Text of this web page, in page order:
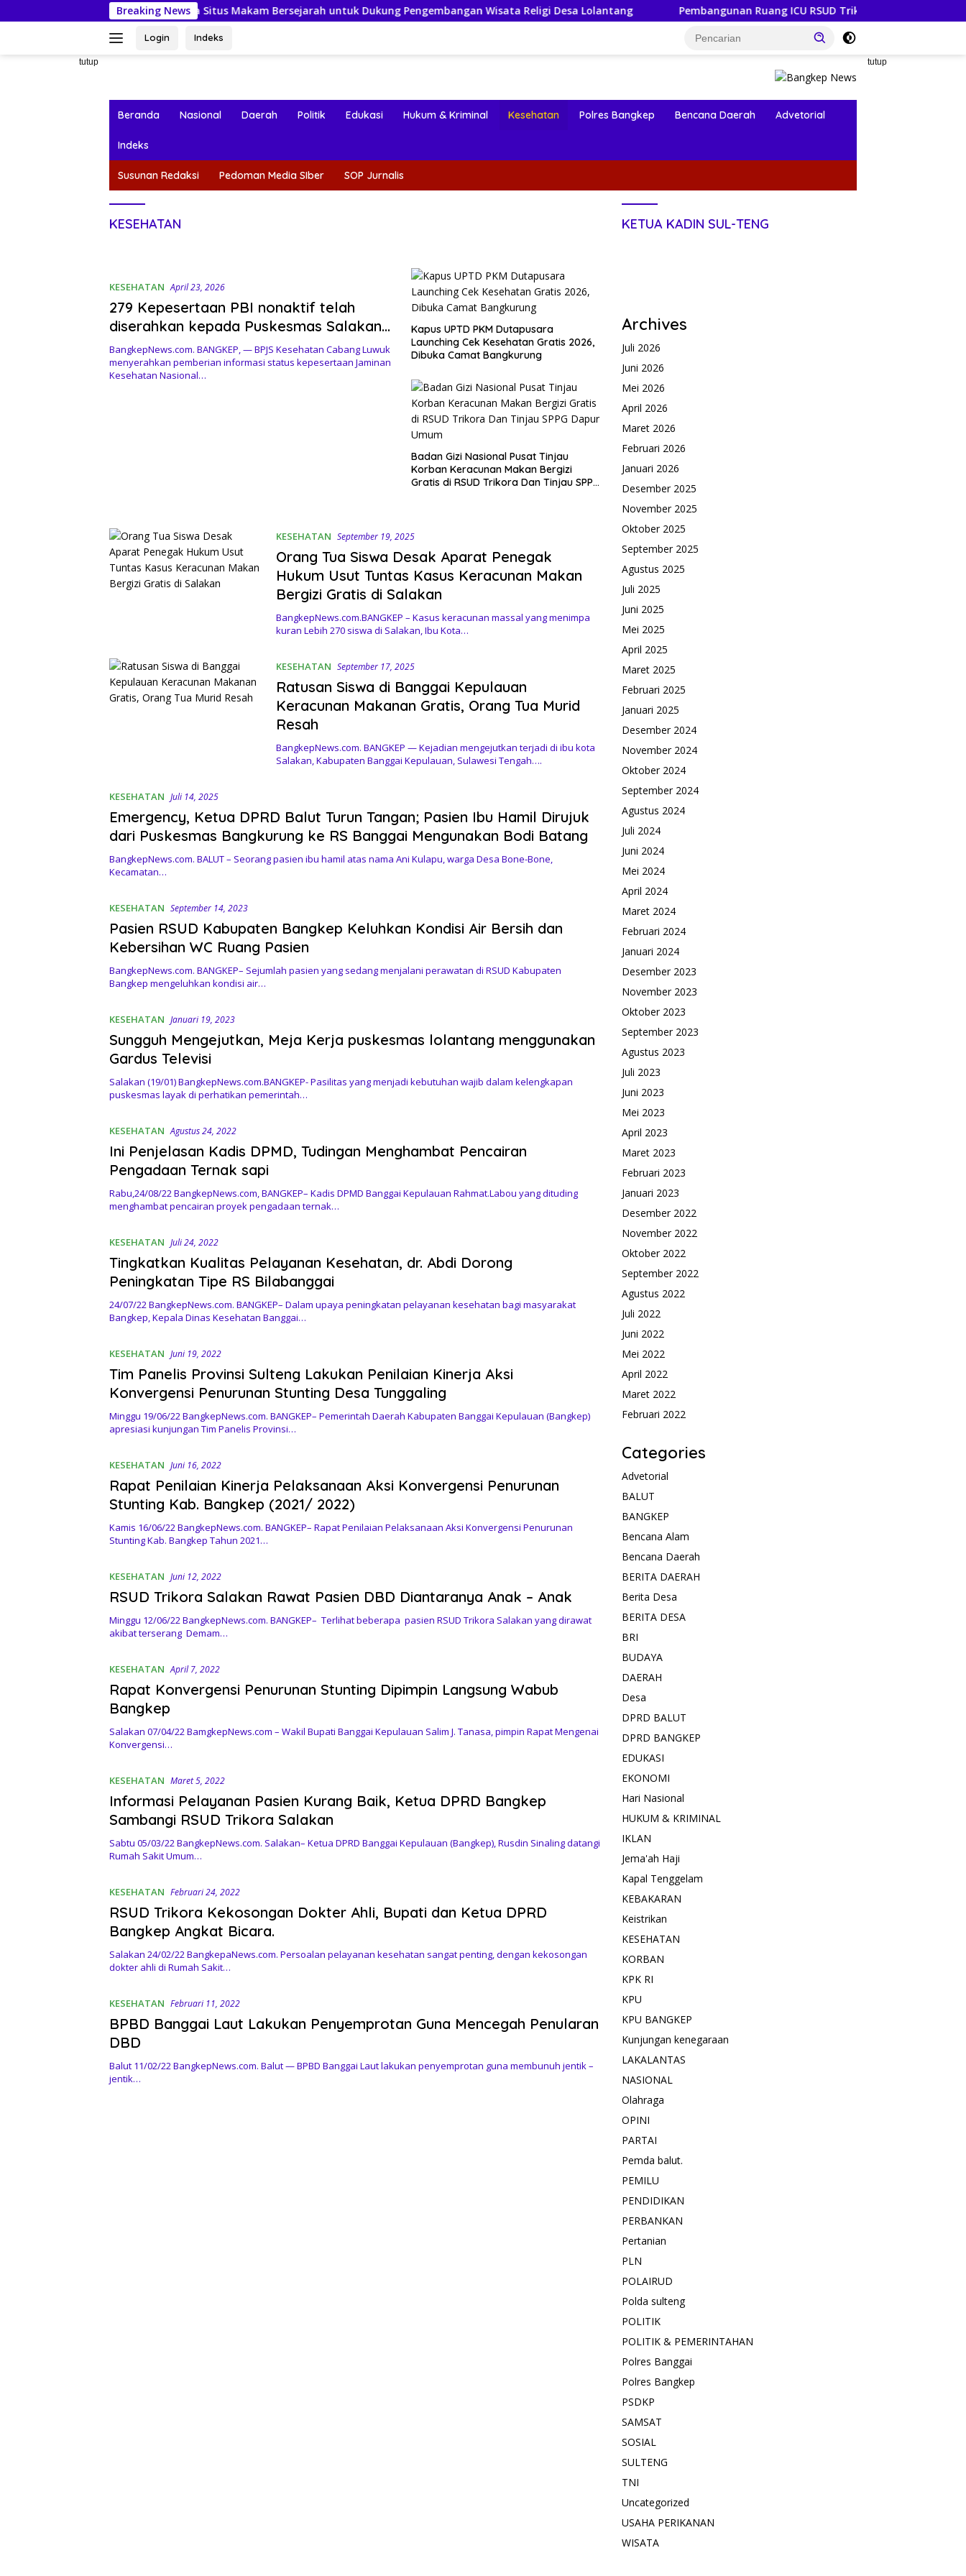
ke
Breaking News
KKN-PPM UGM Data Situs Makam Bersejarah untuk Dukung Pengembangan Wisata Religi Desa Lolantang Pembangunan Ruang ICU RSUD Trikora Salakan Dimulai, Diawali
Login Indeks
tutup tutup
Beranda Nasional Daerah Politik Edukasi Hukum & Kriminal Kesehatan Polres Bangkep Bencana Daerah Advetorial
Indeks
Susunan Redaksi Pedoman Media SIber SOP Jurnalis
KESEHATAN
KESEHATAN April 23, 2026
279 Kepesertaan PBI nonaktif telah
diserahkan kepada Puskesmas Salakan
Oleh BPJS Kesehatan
BangkepNews.com. BANGKEP, — BPJS Kesehatan Cabang Luwuk
menyerahkan pemberian informasi status kepesertaan Jaminan
Kesehatan Nasional…
Kapus UPTD PKM Dutapusara
Launching Cek Kesehatan Gratis 2026,
Dibuka Camat Bangkurung
Badan Gizi Nasional Pusat Tinjau
Korban Keracunan Makan Bergizi
Gratis di RSUD Trikora Dan Tinjau SPPG
KESEHATAN September 19, 2025
Orang Tua Siswa Desak Aparat Penegak
Hukum Usut Tuntas Kasus Keracunan Makan
Bergizi Gratis di Salakan
BangkepNews.com.BANGKEP – Kasus keracunan massal yang menimpa
kuran Lebih 270 siswa di Salakan, Ibu Kota…
KESEHATAN September 17, 2025
Ratusan Siswa di Banggai Kepulauan
Keracunan Makanan Gratis, Orang Tua Murid
Resah
BangkepNews.com. BANGKEP — Kejadian mengejutkan terjadi di ibu kota
Salakan, Kabupaten Banggai Kepulauan, Sulawesi Tengah….
KESEHATAN Juli 14, 2025
Emergency, Ketua DPRD Balut Turun Tangan; Pasien Ibu Hamil Dirujuk
dari Puskesmas Bangkurung ke RS Banggai Mengunakan Bodi Batang
BangkepNews.com. BALUT – Seorang pasien ibu hamil atas nama Ani Kulapu, warga Desa Bone-Bone,
Kecamatan…
KESEHATAN September 14, 2023
Pasien RSUD Kabupaten Bangkep Keluhkan Kondisi Air Bersih dan
Kebersihan WC Ruang Pasien
BangkepNews.com. BANGKEP– Sejumlah pasien yang sedang menjalani perawatan di RSUD Kabupaten
Bangkep mengeluhkan kondisi air…
KESEHATAN Januari 19, 2023
Sungguh Mengejutkan, Meja Kerja puskesmas lolantang menggunakan
Gardus Televisi
Salakan (19/01) BangkepNews.com.BANGKEP- Pasilitas yang menjadi kebutuhan wajib dalam kelengkapan
puskesmas layak di perhatikan pemerintah…
KESEHATAN Agustus 24, 2022
Ini Penjelasan Kadis DPMD, Tudingan Menghambat Pencairan
Pengadaan Ternak sapi
Rabu,24/08/22 BangkepNews.com, BANGKEP– Kadis DPMD Banggai Kepulauan Rahmat.Labou yang dituding
menghambat pencairan proyek pengadaan ternak…
KESEHATAN Juli 24, 2022
Tingkatkan Kualitas Pelayanan Kesehatan, dr. Abdi Dorong
Peningkatan Tipe RS Bilabanggai
24/07/22 BangkepNews.com. BANGKEP– Dalam upaya peningkatan pelayanan kesehatan bagi masyarakat
Bangkep, Kepala Dinas Kesehatan Banggai…
KESEHATAN Juni 19, 2022
Tim Panelis Provinsi Sulteng Lakukan Penilaian Kinerja Aksi
Konvergensi Penurunan Stunting Desa Tunggaling
Minggu 19/06/22 BangkepNews.com. BANGKEP– Pemerintah Daerah Kabupaten Banggai Kepulauan (Bangkep)
apresiasi kunjungan Tim Panelis Provinsi…
KESEHATAN Juni 16, 2022
Rapat Penilaian Kinerja Pelaksanaan Aksi Konvergensi Penurunan
Stunting Kab. Bangkep (2021/ 2022)
Kamis 16/06/22 BangkepNews.com. BANGKEP– Rapat Penilaian Pelaksanaan Aksi Konvergensi Penurunan
Stunting Kab. Bangkep Tahun 2021…
KESEHATAN Juni 12, 2022
RSUD Trikora Salakan Rawat Pasien DBD Diantaranya Anak – Anak
Minggu 12/06/22 BangkepNews.com. BANGKEP– Terlihat beberapa pasien RSUD Trikora Salakan yang dirawat
akibat terserang Demam…
KESEHATAN April 7, 2022
Rapat Konvergensi Penurunan Stunting Dipimpin Langsung Wabub
Bangkep
Salakan 07/04/22 BamgkepNews.com – Wakil Bupati Banggai Kepulauan Salim J. Tanasa, pimpin Rapat Mengenai
Konvergensi…
KESEHATAN Maret 5, 2022
Informasi Pelayanan Pasien Kurang Baik, Ketua DPRD Bangkep
Sambangi RSUD Trikora Salakan
Sabtu 05/03/22 BangkepNews.com. Salakan– Ketua DPRD Banggai Kepulauan (Bangkep), Rusdin Sinaling datangi
Rumah Sakit Umum…
KESEHATAN Februari 24, 2022
RSUD Trikora Kekosongan Dokter Ahli, Bupati dan Ketua DPRD
Bangkep Angkat Bicara.
Salakan 24/02/22 BangkepaNews.com. Persoalan pelayanan kesehatan sangat penting, dengan kekosongan
dokter ahli di Rumah Sakit…
KESEHATAN Februari 11, 2022
BPBD Banggai Laut Lakukan Penyemprotan Guna Mencegah Penularan
DBD
Balut 11/02/22 BangkepNews.com. Balut — BPBD Banggai Laut lakukan penyemprotan guna membunuh jentik –
jentik…
KETUA KADIN SUL-TENG
Archives
Juli 2026
Juni 2026
Mei 2026
April 2026
Maret 2026
Februari 2026
Januari 2026
Desember 2025
November 2025
Oktober 2025
September 2025
Agustus 2025
Juli 2025
Juni 2025
Mei 2025
April 2025
Maret 2025
Februari 2025
Januari 2025
Desember 2024
November 2024
Oktober 2024
September 2024
Agustus 2024
Juli 2024
Juni 2024
Mei 2024
April 2024
Maret 2024
Februari 2024
Januari 2024
Desember 2023
November 2023
Oktober 2023
September 2023
Agustus 2023
Juli 2023
Juni 2023
Mei 2023
April 2023
Maret 2023
Februari 2023
Januari 2023
Desember 2022
November 2022
Oktober 2022
September 2022
Agustus 2022
Juli 2022
Juni 2022
Mei 2022
April 2022
Maret 2022
Februari 2022
Categories
Advetorial
BALUT
BANGKEP
Bencana Alam
Bencana Daerah
BERITA DAERAH
Berita Desa
BERITA DESA
BRI
BUDAYA
DAERAH
Desa
DPRD BALUT
DPRD BANGKEP
EDUKASI
EKONOMI
Hari Nasional
HUKUM & KRIMINAL
IKLAN
Jema'ah Haji
Kapal Tenggelam
KEBAKARAN
Keistrikan
KESEHATAN
KORBAN
KPK RI
KPU
KPU BANGKEP
Kunjungan kenegaraan
LAKALANTAS
NASIONAL
Olahraga
OPINI
PARTAI
Pemda balut.
PEMILU
PENDIDIKAN
PERBANKAN
Pertanian
PLN
POLAIRUD
Polda sulteng
POLITIK
POLITIK & PEMERINTAHAN
Polres Banggai
Polres Bangkep
PSDKP
SAMSAT
SOSIAL
SULTENG
TNI
Uncategorized
USAHA PERIKANAN
WISATA